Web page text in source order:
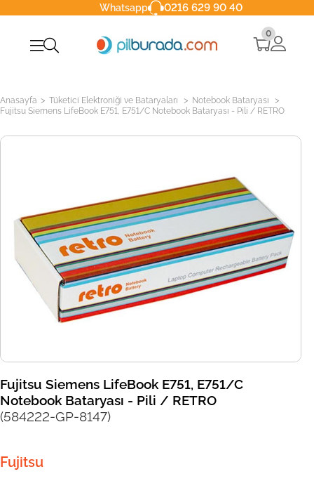
Whatsapp 0216 629 90 40
0
Anasayfa > Tüketici Elektroniği ve Bataryaları > Notebook Bataryası >
Fujitsu Siemens LifeBook E751, E751/C Notebook Bataryası - Pili / RETRO
Fujitsu Siemens LifeBook E751, E751/C
Notebook Bataryası - Pili / RETRO
(584222-GP-8147)
Fujitsu